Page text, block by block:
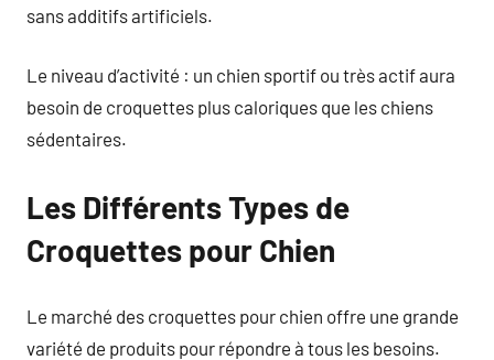
sans additifs artificiels.
Le niveau d’activité : un chien sportif ou très actif aura
besoin de croquettes plus caloriques que les chiens
sédentaires.
Les Différents Types de
Croquettes pour Chien
Le marché des croquettes pour chien offre une grande
variété de produits pour répondre à tous les besoins.